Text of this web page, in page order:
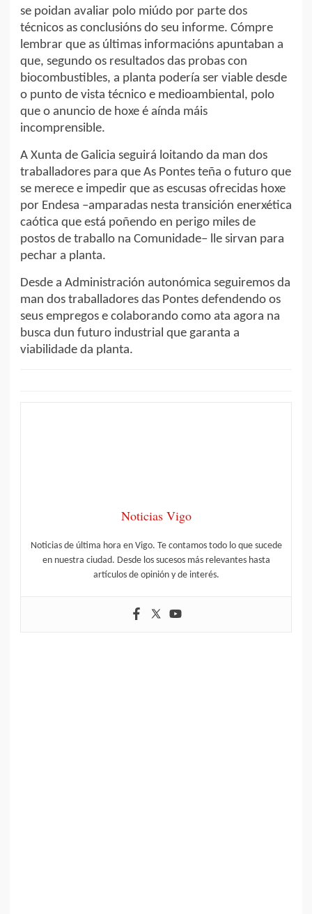
se poidan avaliar polo miúdo por parte dos
técnicos as conclusións do seu informe. Cómpre
lembrar que as últimas informacións apuntaban a
que, segundo os resultados das probas con
biocombustibles, a planta podería ser viable desde
o punto de vista técnico e medioambiental, polo
que o anuncio de hoxe é aínda máis
incomprensible.
A Xunta de Galicia seguirá loitando da man dos
traballadores para que As Pontes teña o futuro que
se merece e impedir que as escusas ofrecidas hoxe
por Endesa –amparadas nesta transición enerxética
caótica que está poñendo en perigo miles de
postos de traballo na Comunidade– lle sirvan para
pechar a planta.
Desde a Administración autonómica seguiremos da
man dos traballadores das Pontes defendendo os
seus empregos e colaborando como ata agora na
busca dun futuro industrial que garanta a
viabilidade da planta.
Noticias Vigo
Noticias de última hora en Vigo. Te contamos todo lo que sucede
en nuestra ciudad. Desde los sucesos más relevantes hasta
artículos de opinión y de interés.